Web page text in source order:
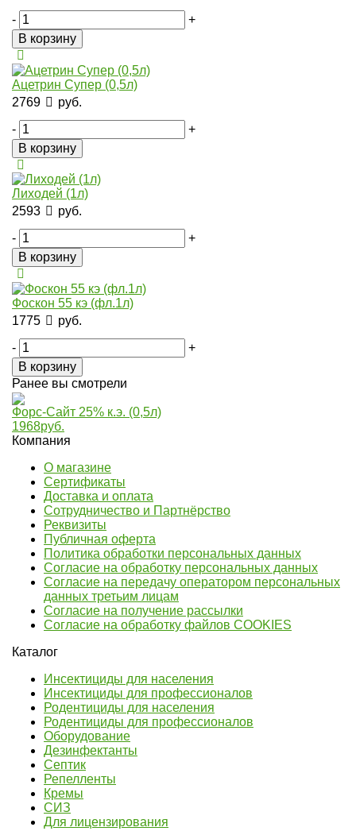
-
+
В корзину
Ацетрин Супер (0,5л)
2769
руб.
-
+
В корзину
Лиходей (1л)
2593
руб.
-
+
В корзину
Фоскон 55 кэ (фл.1л)
1775
руб.
-
+
В корзину
Ранее вы смотрели
Форс-Сайт 25% к.э. (0,5л)
1968руб.
Компания
О магазине
Сертификаты
Доставка и оплата
Сотрудничество и Партнёрство
Реквизиты
Публичная оферта
Политика обработки персональных данных
Согласие на обработку персональных данных
Согласие на передачу оператором персональных
данных третьим лицам
Согласие на получение рассылки
Согласие на обработку файлов COOKIES
Каталог
Инсектициды для населения
Инсектициды для профессионалов
Родентициды для населения
Родентициды для профессионалов
Оборудование
Дезинфектанты
Септик
Репелленты
Кремы
СИЗ
Для лицензирования